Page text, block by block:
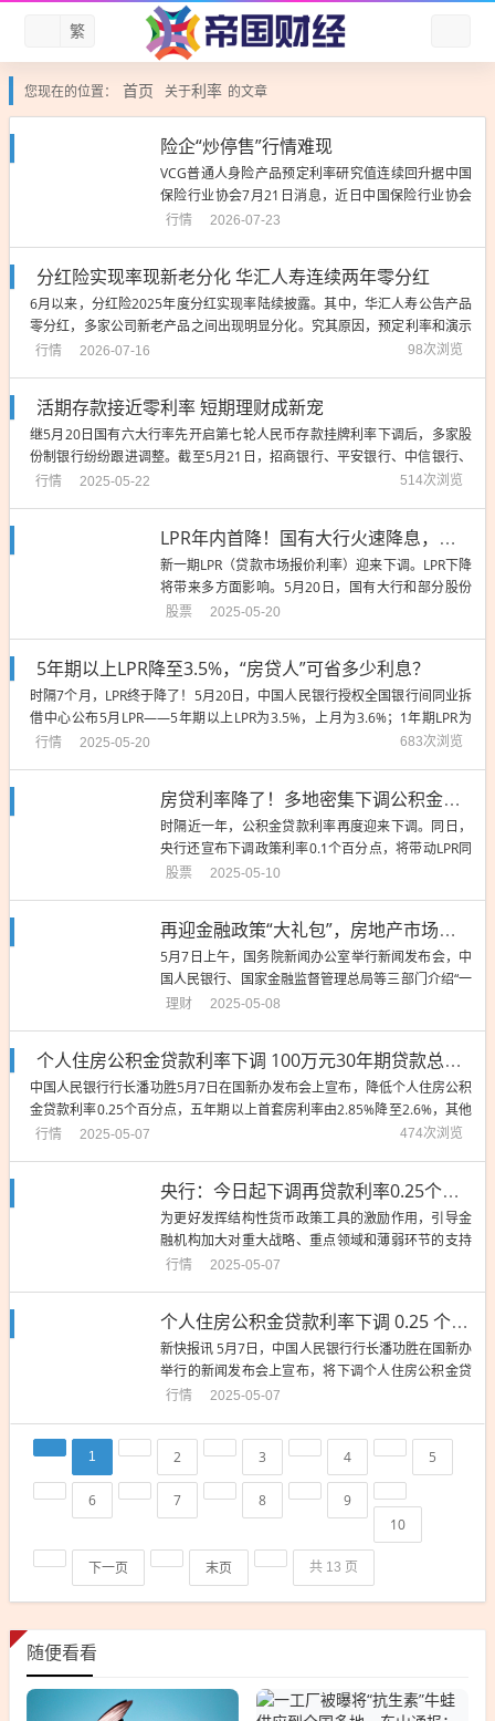
繁
您现在的位置： 首页 关于利率 的文章
险企“炒停售”行情难现
VCG普通人身险产品预定利率研究值连续回升据中国
保险行业协会7月21日消息，近日中国保险行业协会
组织召开人身保险业利率研究专家咨询委员会2026年
已连续两个季度回升。■新快报记者 林广豪预定利率
是保险公司...
行情 2026-07-23
分红险实现率现新老分化 华汇人寿连续两年零分红
6月以来，分红险2025年度分红实现率陆续披露。其中，华汇人寿公告产品
零分红，多家公司新老产品之间出现明显分化。究其原因，预定利率和演示
利率历经调降，新产品实际派发红利更容易达到预期。记者注意到，部分代
行情 2026-07-16 98次浏览
活期存款接近零利率 短期理财成新宠
继5月20日国有六大行率先开启第七轮人民币存款挂牌利率下调后，多家股
份制银行纷纷跟进调整。截至5月21日，招商银行、平安银行、中信银行、
兴业银行等9家股份制银行相继发布公告称，决定调整储蓄及单位人民币存
行情 2025-05-22 514次浏览
LPR年内首降！国有大行火速降息，一年期利率首次跌破“1字头”
新一期LPR（贷款市场报价利率）迎来下调。LPR下降
将带来多方面影响。5月20日，国有大行和部分股份
行火速下调存款利率，最高降幅达25个基点，其中，
淼向时代周报记者表示，本月1年期和5年期以上贷款
市场报价利...
股票 2025-05-20
5年期以上LPR降至3.5%，“房贷人”可省多少利息？
时隔7个月，LPR终于降了！5月20日，中国人民银行授权全国银行间同业拆
借中心公布5月LPR——5年期以上LPR为3.5%，上月为3.6%；1年期LPR为
3%，上月为3.1%。早前报道下降10个基点！LPR迎来年内首降利好存量房
行情 2025-05-20 683次浏览
房贷利率降了！多地密集下调公积金贷款利率，商贷利率或步入“2”字头
时隔近一年，公积金贷款利率再度迎来下调。同日，
央行还宣布下调政策利率0.1个百分点，将带动LPR同
步下降0.1个百分点。在多位受访人士看来，预计此次
算，后续新发放商业性个人住房贷款利率将有望进入
“2”字头。苏商...
股票 2025-05-10
再迎金融政策“大礼包”，房地产市场有望持续修复
5月7日上午，国务院新闻办公室举行新闻发布会，中
国人民银行、国家金融监督管理总局等三部门介绍“一
揽子金融政策支持稳市场稳预期”有关情况，并答记者
势头。受消息刺激，A股房地产板块有所拉升，91只
成分股中75只迎...
理财 2025-05-08
个人住房公积金贷款利率下调 100万元30年期贷款总利息将减少近5万元
中国人民银行行长潘功胜5月7日在国新办发布会上宣布，降低个人住房公积
金贷款利率0.25个百分点，五年期以上首套房利率由2.85%降至2.6%，其他
期限利率同步调整。据悉，此次住房公积金贷款利率调整范围既包括新发放
行情 2025-05-07 474次浏览
央行：今日起下调再贷款利率0.25个百分点
为更好发挥结构性货币政策工具的激励作用，引导金
融机构加大对重大战略、重点领域和薄弱环节的支持
力度，中国人民银行决定：自2025年5月7日起，下调
5%，抵押补充贷款利率为2.0%，专项结构性货币政...
行情 2025-05-07
个人住房公积金贷款利率下调 0.25 个百分点，降准降息组合拳助力购房减负
新快报讯 5月7日，中国人民银行行长潘功胜在国新办
举行的新闻发布会上宣布，将下调个人住房公积金贷
款利率0.25个百分点。5年期以上首套房利率由2.85%
准0.5个百分点，向市场提供长期流动性约1万亿元，
并降低政策利率0.1个百分点。30年百万元公积金...
行情 2025-05-07
1 2 3 4 5
6 7 8
9
10
下一页 末页 共 13 页
随便看看